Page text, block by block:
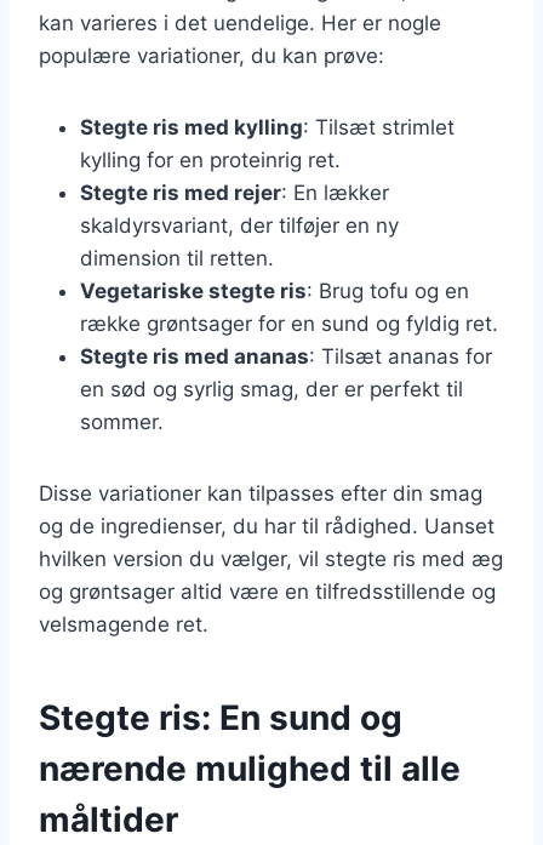
kan varieres i det uendelige. Her er nogle
populære variationer, du kan prøve:
Stegte ris med kylling: Tilsæt strimlet
kylling for en proteinrig ret.
Stegte ris med rejer: En lækker
skaldyrsvariant, der tilføjer en ny
dimension til retten.
Vegetariske stegte ris: Brug tofu og en
række grøntsager for en sund og fyldig ret.
Stegte ris med ananas: Tilsæt ananas for
en sød og syrlig smag, der er perfekt til
sommer.
Disse variationer kan tilpasses efter din smag
og de ingredienser, du har til rådighed. Uanset
hvilken version du vælger, vil stegte ris med æg
og grøntsager altid være en tilfredsstillende og
velsmagende ret.
Stegte ris: En sund og
nærende mulighed til alle
måltider